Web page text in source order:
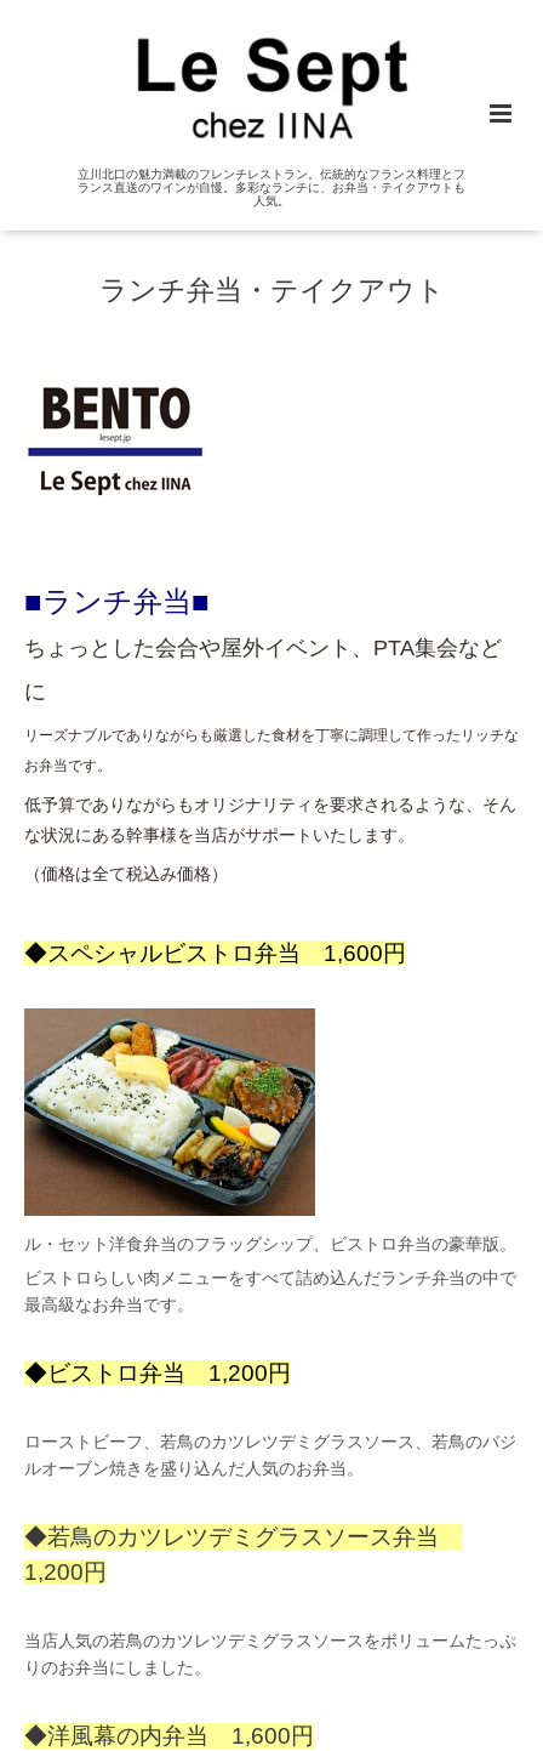
立川北口の魅力満載のフレンチレストラン。伝統的なフランス料理とフ
ランス直送のワインが自慢。多彩なランチに、お弁当・テイクアウトも
人気。
ランチ弁当・テイクアウト
■ランチ弁当■
ちょっとした会合や屋外イベント、PTA集会など
に
リーズナブルでありながらも厳選した食材を丁寧に調理して作ったリッチな
お弁当です。
低予算でありながらもオリジナリティを要求されるような、そん
な状況にある幹事様を当店がサポートいたします。
（価格は全て税込み価格）
◆スペシャルビストロ弁当 1,600円
ル・セット洋食弁当のフラッグシップ、ビストロ弁当の豪華版。
ビストロらしい肉メニューをすべて詰め込んだランチ弁当の中で
最高級なお弁当です。
◆ビストロ弁当 1,200円
ローストビーフ、若鳥のカツレツデミグラスソース、若鳥のバジ
ルオーブン焼きを盛り込んだ人気のお弁当。
◆若鳥のカツレツデミグラスソース弁当
1,200円
当店人気の若鳥のカツレツデミグラスソースをボリュームたっぷ
りのお弁当にしました。
◆洋風幕の内弁当 1,600円